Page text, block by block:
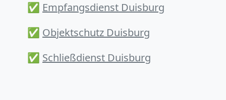
✅ Empfangsdienst Duisburg
✅ Objektschutz Duisburg
✅ Schließdienst Duisburg